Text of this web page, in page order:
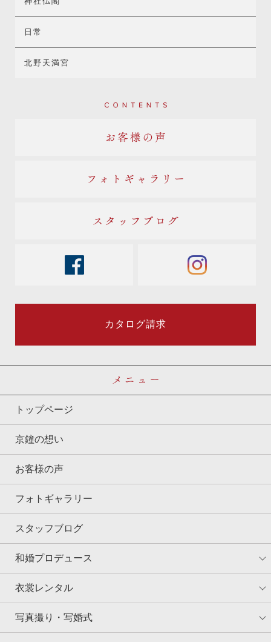
日常
北野天満宮
Contents
お客様の声
フォトギャラリー
スタッフブログ
instagram
カタログ請求
トップページ
京鐘の想い
お客様の声
フォトギャラリー
スタッフブログ
和婚プロデュース
衣裳レンタル
写真撮り・写婚式